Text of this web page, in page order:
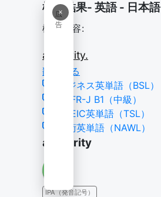
×
広
告
検索結果- 英語 - 日本語
検索内容:
authority.
翻訳する
ビジネス英単語（BSL）
CEFR-J B1（中級）
TOEIC英単語（TSL）
学術英単語（NAWL）
authority
IPA（発音記号）